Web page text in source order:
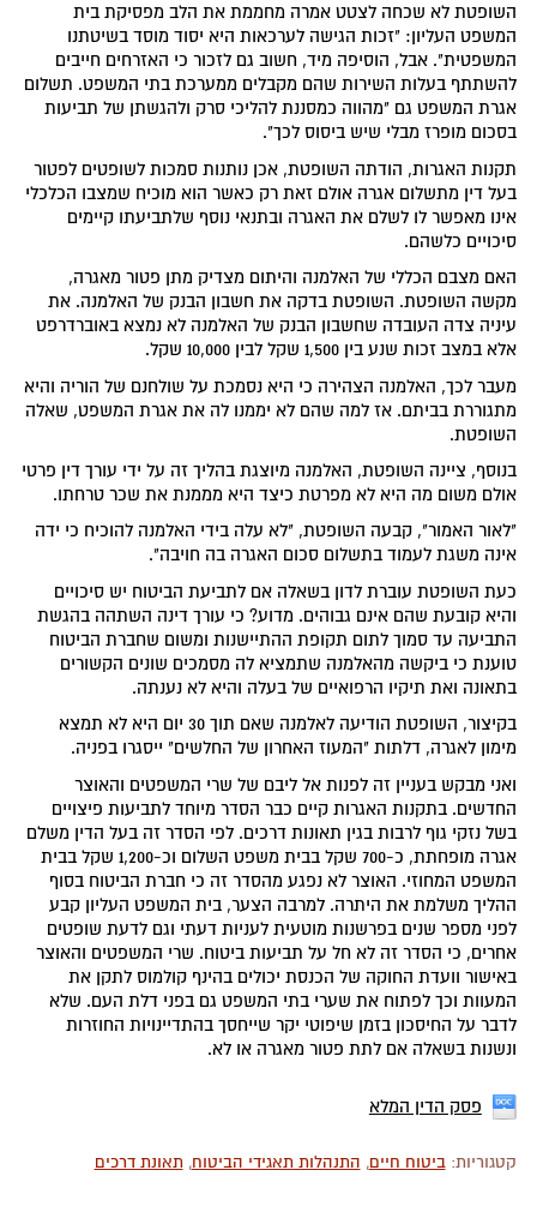
השופטת לא שכחה לצטט אמרה מחממת את הלב מפסיקת בית
המשפט העליון: "זכות הגישה לערכאות היא יסוד מוסד בשיטתנו
המשפטית". אבל, הוסיפה מיד, חשוב גם לזכור כי האזרחים חייבים
להשתתף בעלות השירות שהם מקבלים ממערכת בתי המשפט. תשלום
אגרת המשפט גם "מהווה כמסננת להליכי סרק ולהגשתן של תביעות
בסכום מופרז מבלי שיש ביסוס לכך".
תקנות האגרות, הודתה השופטת, אכן נותנות סמכות לשופטים לפטור
בעל דין מתשלום אגרה אולם זאת רק כאשר הוא מוכיח שמצבו הכלכלי
אינו מאפשר לו לשלם את האגרה ובתנאי נוסף שלתביעתו קיימים
סיכויים כלשהם.
האם מצבם הכללי של האלמנה והיתום מצדיק מתן פטור מאגרה,
מקשה השופטת. השופטת בדקה את חשבון הבנק של האלמנה. את
עיניה צדה העובדה שחשבון הבנק של האלמנה לא נמצא באוברדרפט
אלא במצב זכות שנע בין 1,500 שקל לבין 10,000 שקל.
מעבר לכך, האלמנה הצהירה כי היא נסמכת על שולחנם של הוריה והיא
מתגוררת בביתם. אז למה שהם לא יממנו לה את אגרת המשפט, שאלה
השופטת.
בנוסף, ציינה השופטת, האלמנה מיוצגת בהליך זה על ידי עורך דין פרטי
אולם משום מה היא לא מפרטת כיצד היא מממנת את שכר טרחתו.
"לאור האמור", קבעה השופטת, "לא עלה בידי האלמנה להוכיח כי ידה
אינה משגת לעמוד בתשלום סכום האגרה בה חויבה".
כעת השופטת עוברת לדון בשאלה אם לתביעת הביטוח יש סיכויים
והיא קובעת שהם אינם גבוהים. מדוע? כי עורך דינה השתהה בהגשת
התביעה עד סמוך לתום תקופת ההתיישנות ומשום שחברת הביטוח
טוענת כי ביקשה מהאלמנה שתמציא לה מסמכים שונים הקשורים
בתאונה ואת תיקיו הרפואיים של בעלה והיא לא נענתה.
בקיצור, השופטת הודיעה לאלמנה שאם תוך 30 יום היא לא תמצא
מימון לאגרה, דלתות "המעוז האחרון של החלשים" ייסגרו בפניה.
ואני מבקש בעניין זה לפנות אל ליבם של שרי המשפטים והאוצר
החדשים. בתקנות האגרות קיים כבר הסדר מיוחד לתביעות פיצויים
בשל נזקי גוף לרבות בגין תאונות דרכים. לפי הסדר זה בעל הדין משלם
אגרה מופחתת, כ-700 שקל בבית משפט השלום וכ-1,200 שקל בבית
המשפט המחוזי. האוצר לא נפגע מהסדר זה כי חברת הביטוח בסוף
ההליך משלמת את היתרה. למרבה הצער, בית המשפט העליון קבע
לפני מספר שנים בפרשנות מוטעית לעניות דעתי וגם לדעת שופטים
אחרים, כי הסדר זה לא חל על תביעות ביטוח. שרי המשפטים והאוצר
באישור וועדת החוקה של הכנסת יכולים בהינף קולמוס לתקן את
המעוות וכך לפתוח את שערי בתי המשפט גם בפני דלת העם. שלא
לדבר על החיסכון בזמן שיפוטי יקר שייחסך בהתדיינויות החוזרות
ונשנות בשאלה אם לתת פטור מאגרה או לא.
פסק הדין המלא
קטגוריות:ביטוח חיים, התנהלות תאגידי הביטוח,תאונת דרכים